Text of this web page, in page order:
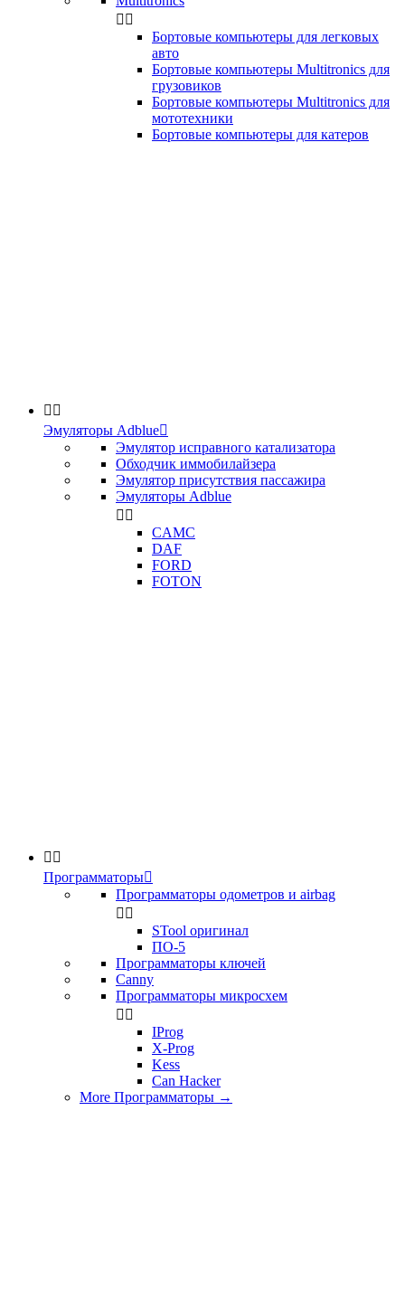
 
Бортовые компьютеры для легковых
авто
Бортовые компьютеры Multitronics для
грузовиков
Бортовые компьютеры Multitronics для
мототехники
Бортовые компьютеры для катеров
 
Эмуляторы Adblue
Эмулятор исправного катализатора
Обходчик иммобилайзера
Эмулятор присутствия пассажира
Эмуляторы Adblue
 
CAMC
DAF
FORD
FOTON
 
Программаторы
Программаторы одометров и airbag
 
STool оригинал
ПО-5
Программаторы ключей
Canny
Программаторы микросхем
 
IProg
X-Prog
Kess
Can Hacker
More Программаторы →